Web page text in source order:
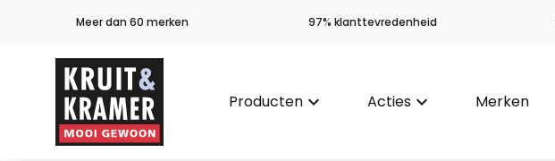
Meer dan 60 merken 97% klanttevredenheid
Producten keyboard_arrow_down Acties keyboard_arrow_down Merken